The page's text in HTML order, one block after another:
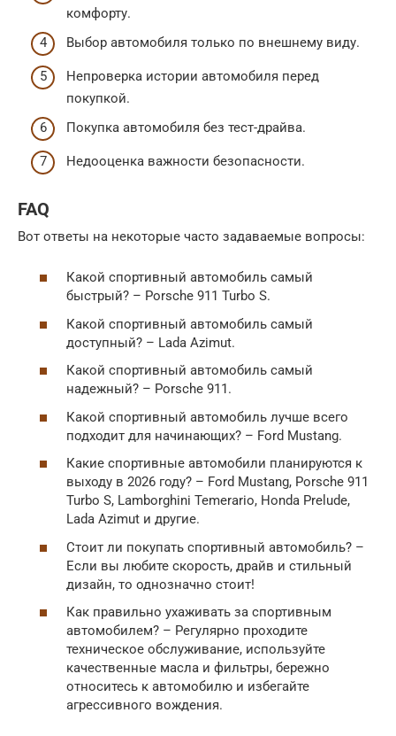
комфорту.
Выбор автомобиля только по внешнему виду.
Непроверка истории автомобиля перед
покупкой.
Покупка автомобиля без тест-драйва.
Недооценка важности безопасности.
FAQ
Вот ответы на некоторые часто задаваемые вопросы:
Какой спортивный автомобиль самый
быстрый? – Porsche 911 Turbo S.
Какой спортивный автомобиль самый
доступный? – Lada Azimut.
Какой спортивный автомобиль самый
надежный? – Porsche 911.
Какой спортивный автомобиль лучше всего
подходит для начинающих? – Ford Mustang.
Какие спортивные автомобили планируются к
выходу в 2026 году? – Ford Mustang, Porsche 911
Turbo S, Lamborghini Temerario, Honda Prelude,
Lada Azimut и другие.
Стоит ли покупать спортивный автомобиль? –
Если вы любите скорость, драйв и стильный
дизайн, то однозначно стоит!
Как правильно ухаживать за спортивным
автомобилем? – Регулярно проходите
техническое обслуживание, используйте
качественные масла и фильтры, бережно
относитесь к автомобилю и избегайте
агрессивного вождения.